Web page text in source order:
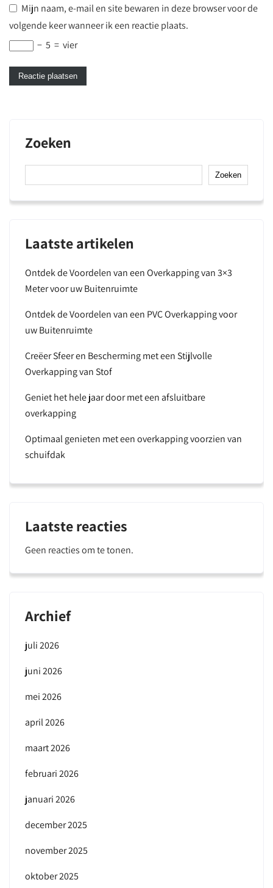
Mijn naam, e-mail en site bewaren in deze browser voor de
volgende keer wanneer ik een reactie plaats.
− 5 = vier
Zoeken
Zoeken
Laatste artikelen
Ontdek de Voordelen van een Overkapping van 3×3
Meter voor uw Buitenruimte
Ontdek de Voordelen van een PVC Overkapping voor
uw Buitenruimte
Creëer Sfeer en Bescherming met een Stijlvolle
Overkapping van Stof
Geniet het hele jaar door met een afsluitbare
overkapping
Optimaal genieten met een overkapping voorzien van
schuifdak
Laatste reacties
Geen reacties om te tonen.
Archief
juli 2026
juni 2026
mei 2026
april 2026
maart 2026
februari 2026
januari 2026
december 2025
november 2025
oktober 2025